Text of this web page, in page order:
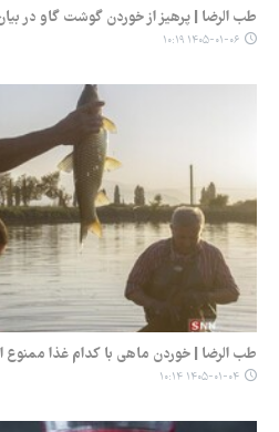
طب الرضا | پرهیز از خوردن گوشت گاو در
۱۴۰۵-۰۱-۰۶ ۱۰:۱۹
طب الرضا | خوردن ماهی با کدام غذا
۱۴۰۵-۰۱-۰۴ ۱۰:۱۴